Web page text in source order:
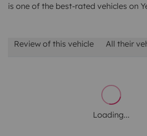
is one of the best-rated vehicles on
Review of this vehicle All their
Loading...